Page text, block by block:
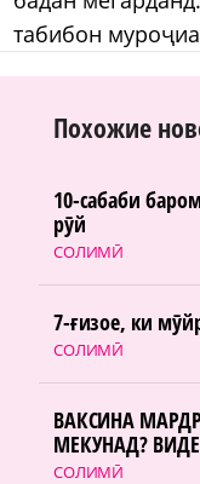
табибон
Похожие
СОЛИМӢ
10-сабаби
рӯй
СОЛИМӢ
7-ғизое, ки
СОЛИМӢ
ВАКСИНА
МЕКУНАД?